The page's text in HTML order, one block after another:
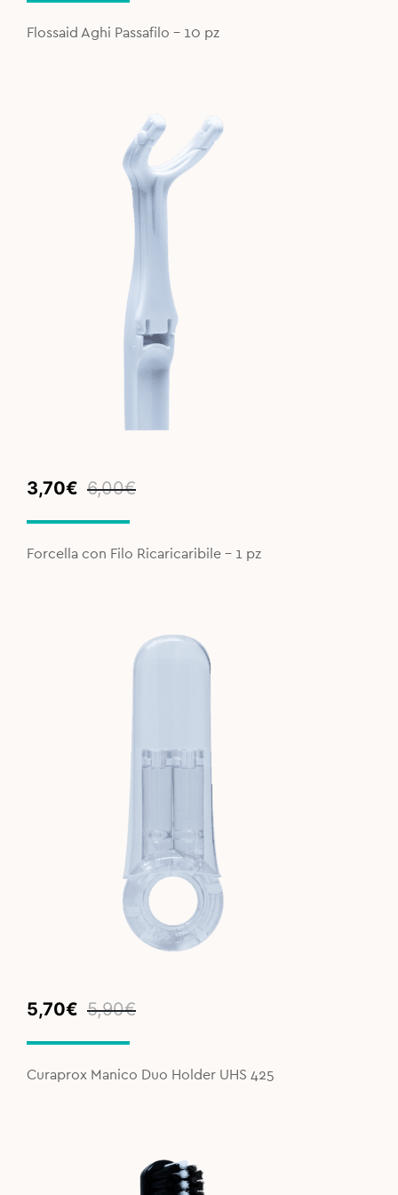
was:
4,00€.
is:
2,80€.
Flossaid Aghi Passafilo - 10 pz
6,00€
Original
was:
6,00€.
3,70€
Current
is:
3,70€.
Forcella con Filo Ricaricaribile - 1 pz
5,90€
Original
was:
5,90€.
5,70€
Current
is:
5,70€.
Curaprox Manico Duo Holder UHS 425